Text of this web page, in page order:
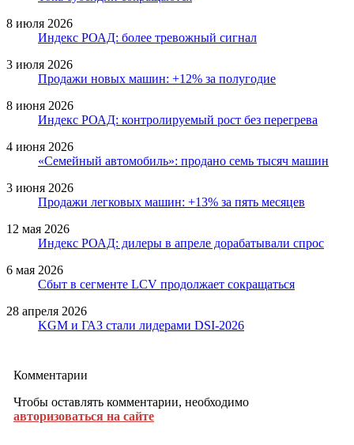
8 июля 2026
Индекс РОАД: более тревожный сигнал
3 июля 2026
Продажи новых машин: +12% за полугодие
8 июня 2026
Индекс РОАД: контролируемый рост без перегрева
4 июня 2026
«Семейный автомобиль»: продано семь тысяч машин
3 июня 2026
Продажи легковых машин: +13% за пять месяцев
12 мая 2026
Индекс РОАД: дилеры в апреле дорабатывали спрос
6 мая 2026
Сбыт в сегменте LCV продолжает сокращаться
28 апреля 2026
KGM и ГАЗ стали лидерами DSI-2026
Комментарии
Чтобы оставлять комментарии, необходимо
авторизоваться на сайте